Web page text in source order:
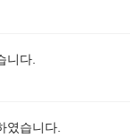
니다.
였습니다.